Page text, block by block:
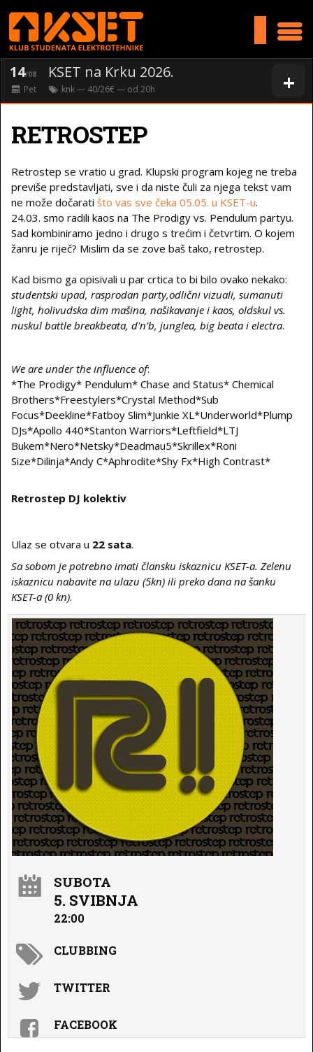
+
14/08 KSET na Krku 2026.
Pet knk— 40/26€ — od 20h
RETROSTEP
Retrostep se vratio u grad. Klupski program kojeg ne treba
previše predstavljati, sve i da niste čuli za njega tekst vam
ne može dočarati što vas sve čeka 05.05. u KSET-u.
24.03. smo radili kaos na The Prodigy vs. Pendulum partyu.
Sad kombiniramo jedno i drugo s trećim i četvrtim. O kojem
žanru je riječ? Mislim da se zove baš tako, retrostep.
Kad bismo ga opisivali u par crtica to bi bilo ovako nekako:
studentski upad, rasprodan party,odlični vizuali, sumanuti
light, holivudska dim mašina, našikavanje i kaos, oldskul vs.
nuskul battle breakbeata, d'n'b, junglea, big beata i electra.
We are under the influence of:
*The Prodigy* Pendulum* Chase and Status* Chemical
Brothers*Freestylers*Crystal Method*Sub
Focus*Deekline*Fatboy Slim*Junkie XL*Underworld*Plump
DJs*Apollo 440*Stanton Warriors*Leftfield*LTJ
Bukem*Nero*Netsky*Deadmau5*Skrillex*Roni
Size*Dilinja*Andy C*Aphrodite*Shy Fx*High Contrast*
Retrostep DJ kolektiv
Ulaz se otvara u 22 sata.
Sa sobom je potrebno imati člansku iskaznicu KSET-a. Zelenu
iskaznicu nabavite na ulazu (5kn) ili preko dana na šanku
KSET-a (0 kn).
SUBOTA
5. SVIBNJA
22:00
CLUBBING
TWITTER
FACEBOOK